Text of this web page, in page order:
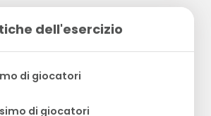
dell'esercizio
di giocatori
di giocatori